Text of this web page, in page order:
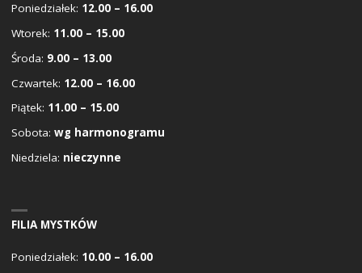
Poniedziałek: 12.00 – 16.00
Wtorek: 11.00 – 15.00
Środa: 9.00 – 13.00
Czwartek: 12.00 – 16.00
Piątek: 11.00 – 15.00
Sobota: wg harmonogramu
Niedziela: nieczynne
FILIA MYSTKÓW
Poniedziałek: 10.00 – 16.00